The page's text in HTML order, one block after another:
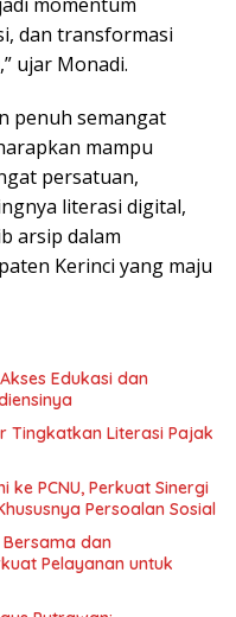
momentum
dan transformasi
ujar Monadi.
penuh semangat
mampu
persatuan,
literasi digital,
arsip dalam
Kerinci yang maju
Edukasi dan
Tingkatkan Literasi Pajak
PCNU, Perkuat Sinergi
Persoalan Sosial
dan
Pelayanan untuk